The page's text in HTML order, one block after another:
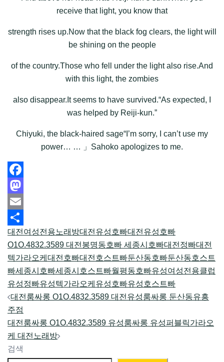
receive that light, you know that
strength rises up.Now that the black fog clears, the light will
be shining on the people
of the country.Those who fell under the light also rise.And
with this light, the zombies
also disappear.It seems to have survived.“As expected, I
was helped by Reiji-kun.”
Chiyuki, the black-haired sage“I’m sorry, I can’t use my
power… … 」Sahoko apologizes to me.
Facebook
Mastodon
Email
Share
대전여성전용노래방대전유성호빠대전유성호빠
O1O.4832.3589 대전봉명동호빠 세종시호빠대전정빠대전
텍가라오케 대전호빠대전호스트빠둔산동호빠둔산동호스트
빠세종시호빠세종시호스트빠월평동호빠유성여성전용클럽
유성정빠유성텍가라오케 유성호빠유성호스트빠
Post
navigation
대전룸싸롱 O1O.4832.3589 대전유성룸싸롱 둔산동유흥
주점
대전룸싸롱 O1O.4832.3589 유성룸싸롱 유성퍼블릭가라오
케 대전노래방
검색